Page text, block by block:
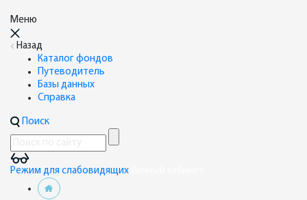
Меню
Назад
Каталог фондов
Путеводитель
Базы данных
Справка
Поиск
Режим для слабовидящих